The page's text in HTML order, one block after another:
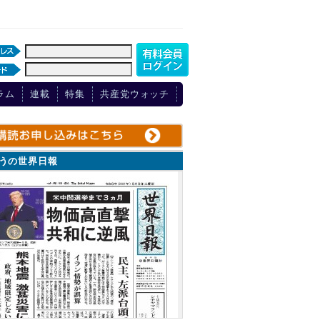
ム 連載 特集 共産党ウォッチ
の世界日報